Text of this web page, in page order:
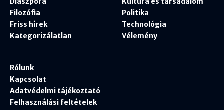
Filozófia
Friss hírek
Kategorizálatlan
Politika
Technológia
Vélemény
Rólunk
Kapcsolat
Adatvédelmi tájékoztató
Felhasználási feltételek